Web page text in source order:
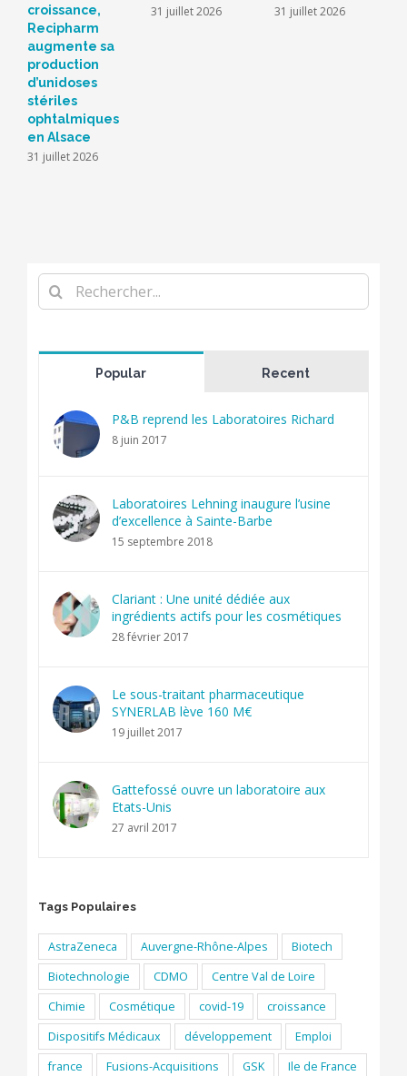
croissance,
Recipharm
augmente sa
production
d’unidoses
stériles
ophtalmiques
en Alsace
31 juillet 2026
31 juillet 2026 31 juillet 2026
Rechercher
Popular Recent
P&B reprend les Laboratoires Richard
8 juin 2017
Laboratoires Lehning inaugure l’usine
d’excellence à Sainte-Barbe
15 septembre 2018
Clariant : Une unité dédiée aux
ingrédients actifs pour les cosmétiques
28 février 2017
Le sous-traitant pharmaceutique
SYNERLAB lève 160 M€
19 juillet 2017
Gattefossé ouvre un laboratoire aux
Etats-Unis
27 avril 2017
Tags Populaires
AstraZeneca Auvergne-Rhône-Alpes
Biotech
Biotechnologie
CDMO
Centre Val de Loire
Chimie
Cosmétique covid-19
croissance
Dispositifs Médicaux
développement
Emploi
france
Fusions-Acquisitions GSK
Ile de France